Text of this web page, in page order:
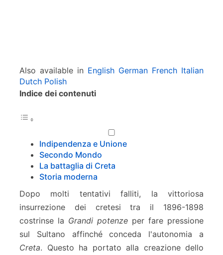
Also available in English German French Italian
Dutch Polish
Indice dei contenuti
Indipendenza e Unione
Secondo Mondo
La battaglia di Creta
Storia moderna
Dopo molti tentativi falliti, la vittoriosa
insurrezione dei cretesi tra il 1896-1898
costrinse la Grandi potenze per fare pressione
sul Sultano affinché conceda l'autonomia a
Creta. Questo ha portato alla creazione dello